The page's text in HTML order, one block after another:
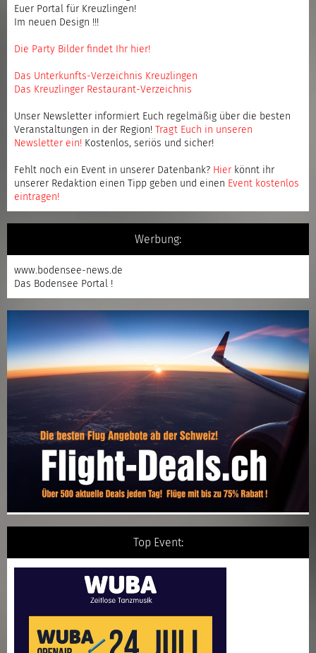
Euer Portal für Kreuzlingen!
Im neuen Design !!!
Die Party Bilder findet Ihr hier!
Das Unterkunfts-Verzeichnis Kreuzlingen
Das Kreuzlinger Restaurant-Verzeichnis
Unser Newsletter informiert Euch regelmäßig über die besten
Veranstaltungen in der Region!
Tragt Euch in unseren
Newsletter ein! Kostenlos, seriös und sicher!
Fehlt noch ein Event in unserer Datenbank? Hier könnt ihr
unserer Redaktion einen Tipp geben und einen Event kostenlos
eintragen!
Werbung:
www.bodensee-news.de
Das Bodensee Portal !
Top Event: